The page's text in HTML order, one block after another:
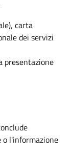
carta
dei servizi
presentazione
l'informazione